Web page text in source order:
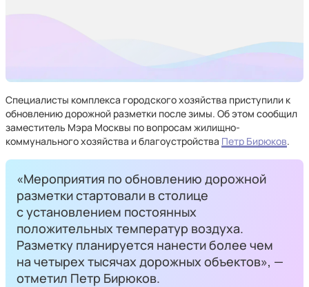
Специалисты комплекса городского хозяйства приступили к
обновлению дорожной разметки после зимы. Об этом сообщил
заместитель Мэра Москвы по вопросам жилищно-
коммунального хозяйства и благоустройства Петр Бирюков.
«Мероприятия по обновлению дорожной
разметки стартовали в столице
с установлением постоянных
положительных температур воздуха.
Разметку планируется нанести более чем
на четырех тысячах дорожных объектов», —
отметил Петр Бирюков.